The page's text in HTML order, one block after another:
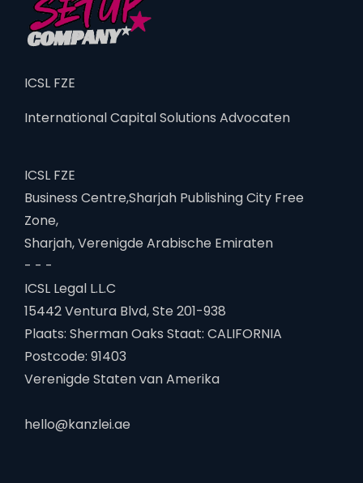
ICSL FZE
International Capital Solutions Advocaten
ICSL FZE
Business Centre,Sharjah Publishing City Free
Zone,
Sharjah, Verenigde Arabische Emiraten
- - -
ICSL Legal L.L.C
15442 Ventura Blvd, Ste 201-938
Plaats: Sherman Oaks Staat: CALIFORNIA
Postcode: 91403
Verenigde Staten van Amerika
hello@kanzlei.ae